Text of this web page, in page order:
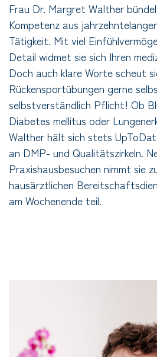
Frau Dr. Margret Walther
Kompetenz aus
Tätigkeit. Mit viel
Detail widmet sie sich Ihren
Doch auch klare Worte scheut
Rückensportübungen gerne
selbstverständlich Pflicht! Ob
Diabetes mellitus oder
Walther hält sich stets
an DMP- und Qualitätszirkeln.
Praxishausbesuchen nimmt sie
hausärztlichen
am Wochenende teil.